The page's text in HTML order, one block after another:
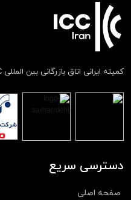
کمیته ایرانی اتاق بازرگانی بین المللی ICC
دسترسی سریع
صفحه اصلی